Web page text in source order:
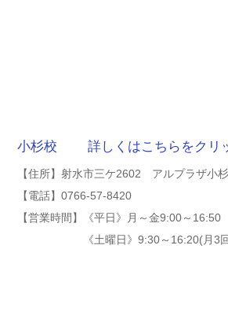
小杉校 詳しくはこちらをクリ
【住所】射水市三ケ2602 アルプラザ小
【電話】0766-57-8420
【営業時間】《平日》月～金9:00～16:50
《土曜日》9:30～16:20(月3